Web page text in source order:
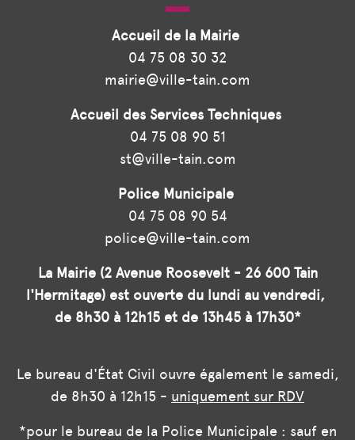
Accueil de la Mairie
04 75 08 30 32
mairie@ville-tain.com
Accueil des Services Techniques
04 75 08 90 51
st@ville-tain.com
Police Municipale
04 75 08 90 54
police@ville-tain.com
La Mairie (2 Avenue Roosevelt - 26 600 Tain
l'Hermitage) est ouverte du lundi au vendredi,
de 8h30 à 12h15 et de 13h45 à 17h30*
Le bureau d'État Civil ouvre également le samedi,
de 8h30 à 12h15 - uniquement sur RDV
*pour le bureau de la Police Municipale : sauf en